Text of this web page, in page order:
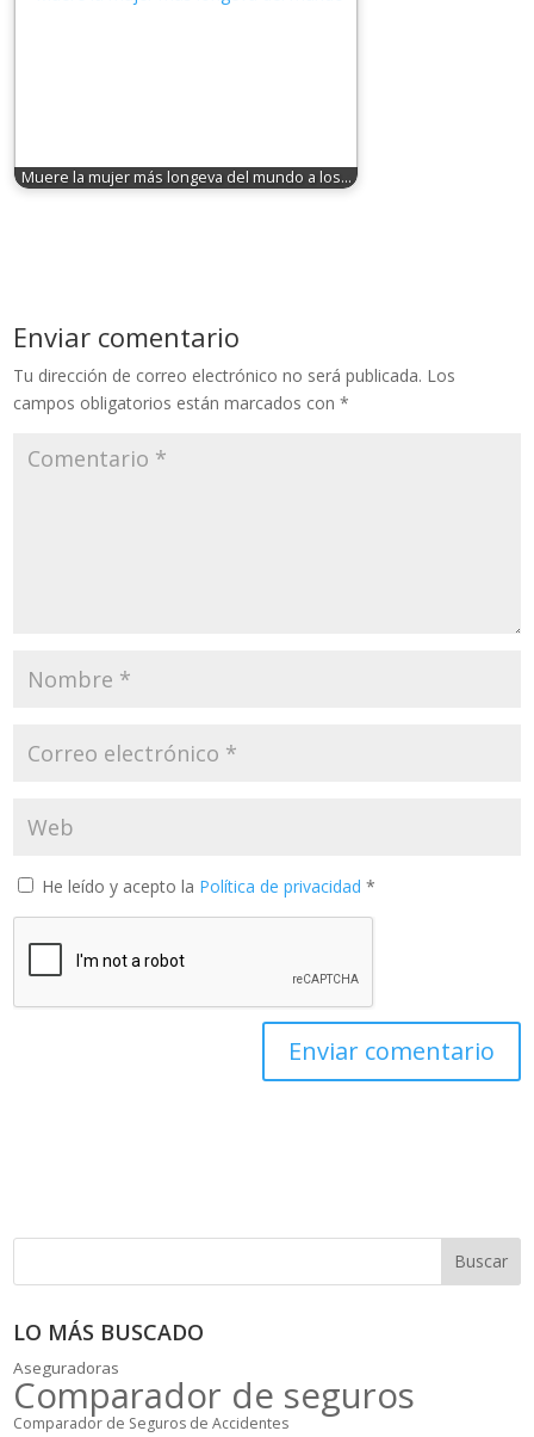
Muere la mujer más longeva del mundo a los…
Enviar comentario
Tu dirección de correo electrónico no será publicada. Los
campos obligatorios están marcados con*
He leído y acepto la Política de privacidad*
Buscar
LO MÁS BUSCADO
Aseguradoras
Comparador de seguros
Comparador de Seguros de Accidentes